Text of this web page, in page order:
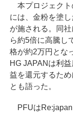
本プロジェクト
には、金粉を塗
が施される。同
ら約5倍に高騰し
格が約2万円とな
HG JAPANは利
益を還元するた
とも語った。
PFUはRe:japan